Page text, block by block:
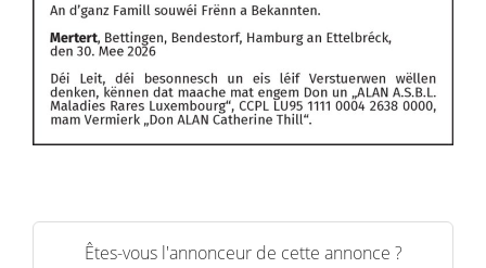
Êtes-vous l'annonceur de cette annonce ?